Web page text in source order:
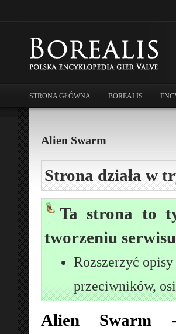
STRONA GŁÓWNA BOREALIS
Alien Swarm
Strona działa w
Ta strona to
tworzeniu
Rozszerzyć
przeciwników,
Alien Swarm -